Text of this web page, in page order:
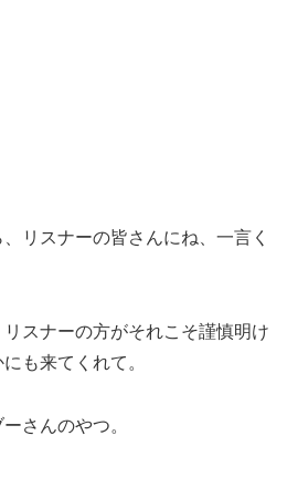
リスナーの皆さんにね、一言く
リスナーの方がそれこそ謹慎明け
も来てくれて。
さんのやつ。